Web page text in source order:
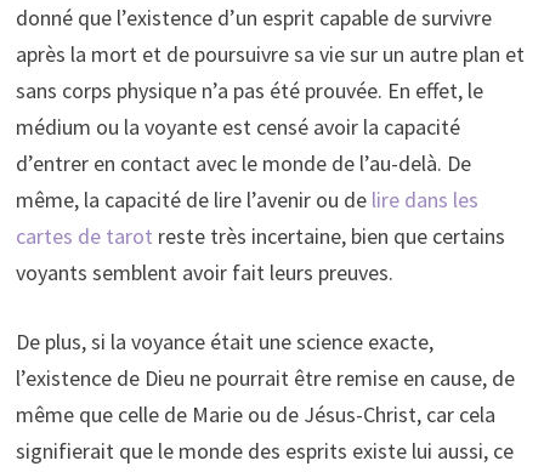
donné que l’existence d’un esprit capable de survivre
après la mort et de poursuivre sa vie sur un autre plan et
sans corps physique n’a pas été prouvée. En effet, le
médium ou la voyante est censé avoir la capacité
d’entrer en contact avec le monde de l’au-delà. De
même, la capacité de lire l’avenir ou delire dans les
cartes de tarot reste très incertaine, bien que certains
voyants semblent avoir fait leurs preuves.
De plus, si la voyance était une science exacte,
l’existence de Dieu ne pourrait être remise en cause, de
même que celle de Marie ou de Jésus-Christ, car cela
signifierait que le monde des esprits existe lui aussi, ce